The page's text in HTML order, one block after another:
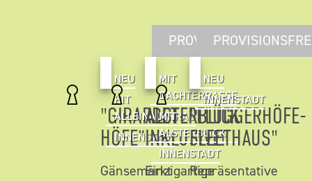
NEU
HIT
ALLEINAUFTRAG
INNENSTADT
"GIRARDET
HÖFE"
Gänsemarkt
PROVISIONSFREI
MIT
DACHTERRASSE
MIT
ALSTERBLICK
INNENSTADT
ALSTERBLICK
INKLUSIVE!
Einzigartige
NEU
INNENSTADT
"FLÜGGERHÖFE-
FLEETHAUS"
Repräsentative